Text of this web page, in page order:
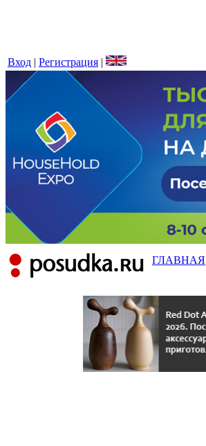
Вход | Регистрация |
ГЛАВНАЯ